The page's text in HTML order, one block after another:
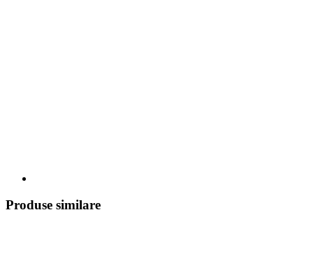
Produse similare